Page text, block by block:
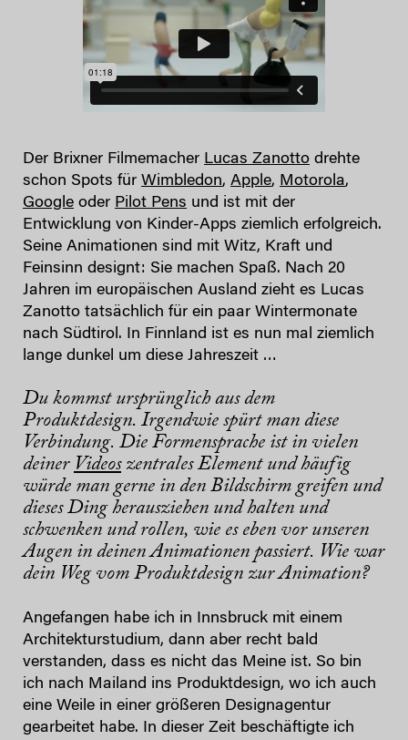
Der Brixner Filmemacher Lucas Zanotto drehte
schon Spots für Wimbledon, Apple, Motorola,
Google oder Pilot Pens und ist mit der
Entwicklung von Kinder-Apps ziemlich erfolgreich.
Seine Animationen sind mit Witz, Kraft und
Feinsinn designt: Sie machen Spaß. Nach 20
Jahren im europäischen Ausland zieht es Lucas
Zanotto tatsächlich für ein paar Wintermonate
nach Südtirol. In Finnland ist es nun mal ziemlich
lange dunkel um diese Jahreszeit …
Du kommst ursprünglich aus dem
Produktdesign. Irgendwie spürt man diese
Verbindung. Die Formensprache ist in vielen
deiner Videoszentrales Element und häufig
würde man gerne in den Bildschirm greifen und
dieses Ding herausziehen und halten und
schwenken und rollen, wie es eben vor unseren
Augen in deinen Animationen passiert. Wie war
dein Weg vom Produktdesign zur Animation?
Angefangen habe ich in Innsbruck mit einem
Architekturstudium, dann aber recht bald
verstanden, dass es nicht das Meine ist. So bin
ich nach Mailand ins Produktdesign, wo ich auch
eine Weile in einer größeren Designagentur
gearbeitet habe. In dieser Zeit beschäftigte ich